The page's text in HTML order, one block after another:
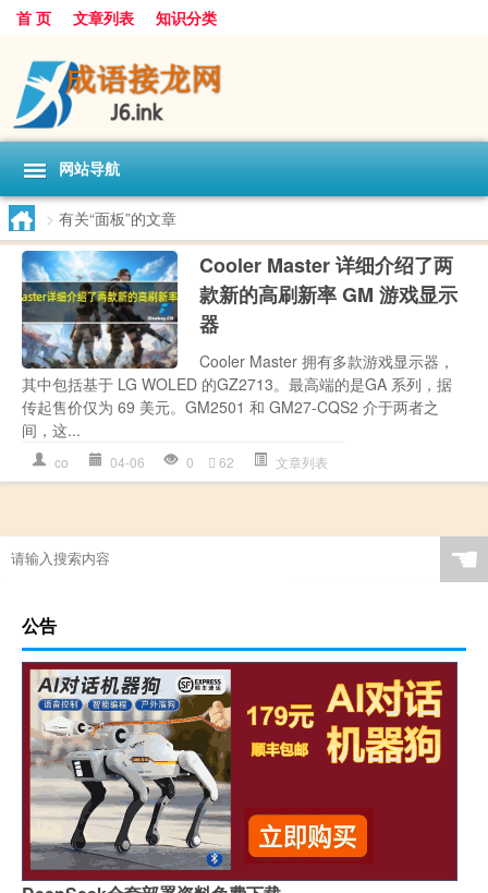
首 页 文章列表 知识分类
网站导航
> 有关“面板”的文章
Cooler Master 详细介绍了两
款新的高刷新率 GM 游戏显示
器
Cooler Master 拥有多款游戏显示器，
其中包括基于 LG WOLED 的GZ2713。最高端的是GA 系列，据
传起售价仅为 69 美元。GM2501 和 GM27-CQS2 介于两者之
间，这...
co 04-06 0 62 文章列表
☚
公告